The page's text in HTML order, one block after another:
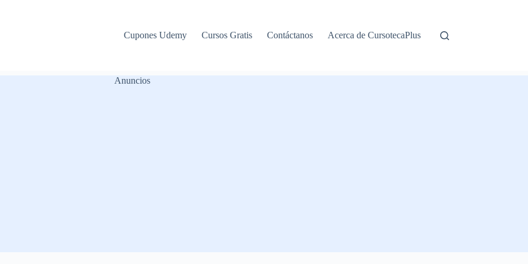
Cupones Udemy Cursos Gratis Contáctanos Acerca de CursotecaPlus
Anuncios